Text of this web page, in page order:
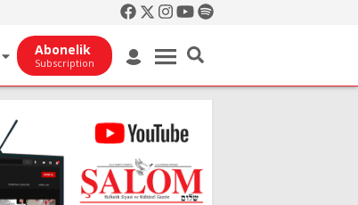
Abonelik
Subscription